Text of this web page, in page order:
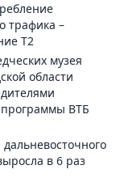
трафика –
T2
музея
области
программы ВТБ
в 6 раз